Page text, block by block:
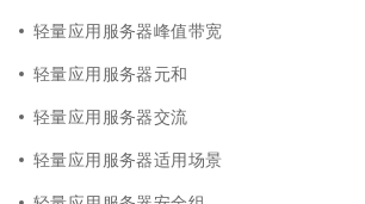
轻量应用服务器峰值带宽
轻量应用服务器元和
轻量应用服务器交流
轻量应用服务器适用场景